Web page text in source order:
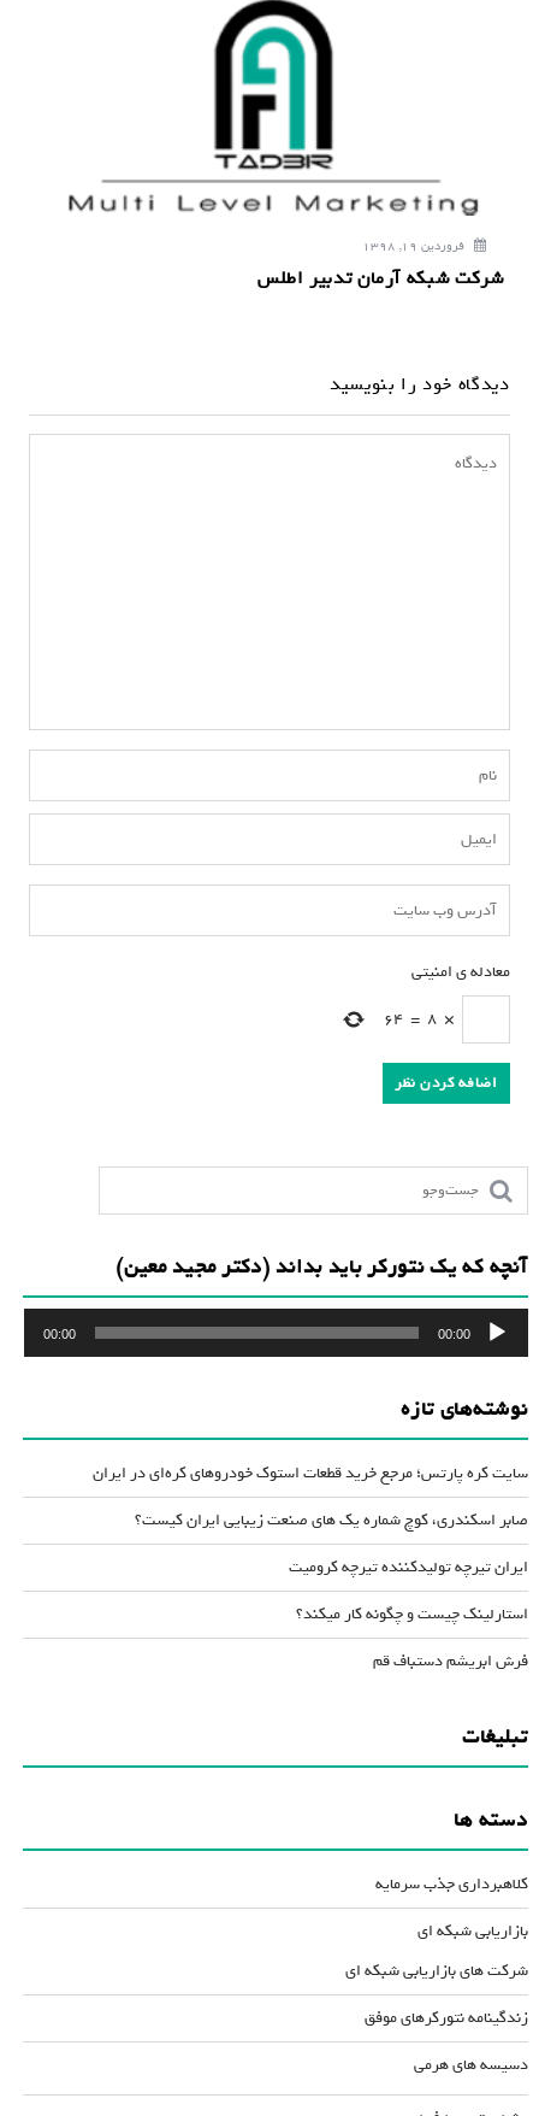
فروردین 19, 1398
شرکت شبکه آرمان تدبیر اطلس
دیدگاه خود را بنویسید
معادله ی امنیتی
×
8
=
64
آنچه که یک نتورکر باید بداند (دکتر مجید معین)
پخش‌کننده
صوت
00:00
00:00
نوشته‌های تازه
سایت کره پارتس؛ مرجع خرید قطعات استوک خودروهای کره‌ای در ایران
صابر اسکندری، کوچ شماره یک های صنعت زیبایی ایران کیست؟
ایران تیرچه تولیدکننده تیرچه کرومیت
استارلینک چیست و چگونه کار میکند؟
فرش ابریشم دستباف قم
تبلیغات
دسته ها
کلاهبرداری جذب سرمایه
بازاریابی شبکه ای
شرکت های بازاریابی شبکه ای
زندگینامه نتورکرهای موفق
دسیسه های هرمی